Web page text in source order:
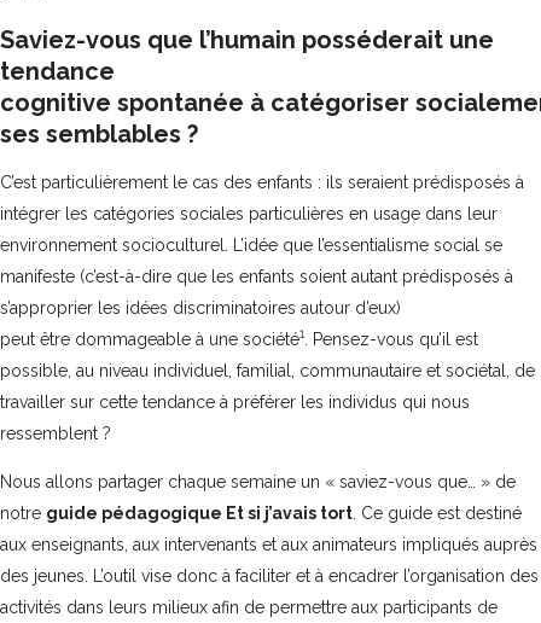
Saviez-vous que l’humain posséderait une
tendance
cognitive spontanée à catégoriser
ses semblables ?
C’est particulièrement le cas des enfants : ils seraient prédisposés à
intégrer les catégories sociales particulières en usage dans leur
environnement socioculturel. L’idée que l’essentialisme social se
manifeste (c’est-à-dire que les enfants soient autant prédisposés à
s’approprier les idées discriminatoires autour d’eux)
peut être dommageable à une société1. Pensez-vous qu’il est
possible, au niveau individuel, familial, communautaire et sociétal, de
travailler sur cette tendance à préférer les individus qui nous
ressemblent ?
Nous allons partager chaque semaine un « saviez-vous que… » de
notre guide pédagogique Et si j’avais tort . Ce guide est destiné
aux enseignants, aux intervenants et aux animateurs impliqués auprès
des jeunes. L’outil vise donc à faciliter et à encadrer l’organisation des
activités dans leurs milieux afin de permettre aux participants de